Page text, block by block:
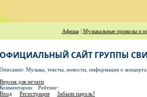
Афиша| Музыкальные приколы и
ОФИЦИАЛЬНЫЙ САЙТ ГРУППЫ
Описание: Музыка, тексты, новости, информация о
Версия для печати
Комментарии: Рейтинг:
Вход
Регистрация Забыли пароль?